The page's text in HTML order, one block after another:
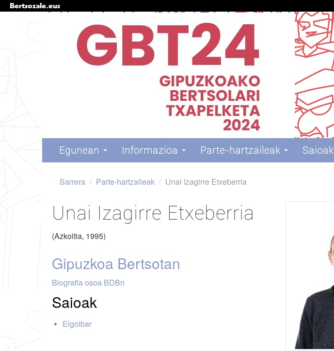
Bertsozale.eus
Egunean Informazioa Parte-hartzaileak Saioak
Sarrera / Parte-hartzaileak / Unai Izagirre Etxeberria
Unai Izagirre Etxeberria
(Azkoitia, 1995)
Gipuzkoa Bertsotan
Biografia osoa BDBn
Saioak
Elgoibar